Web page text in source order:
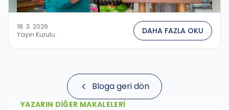
18. 3. 2026
Yayın Kurulu
DAHA FAZLA OKU
Bloga geri dön
YAZARIN DIĞER MAKALELERI